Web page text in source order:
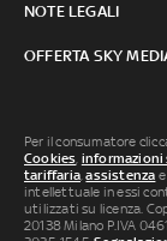
NOTE LEGALI
OFFERTA SKY
Per il consumatore
Cookies
tariffaria ,assistenza
intellettuale in essi
utilizzati su licenza.
20138 Milano P.IVA